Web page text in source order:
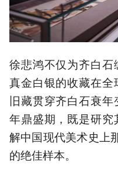
徐悲鸿不仅为齐白
真金白银的收藏在
旧藏贯穿齐白石衰
年鼎盛期，既是研
解中国现代美术史上
的绝佳样本。